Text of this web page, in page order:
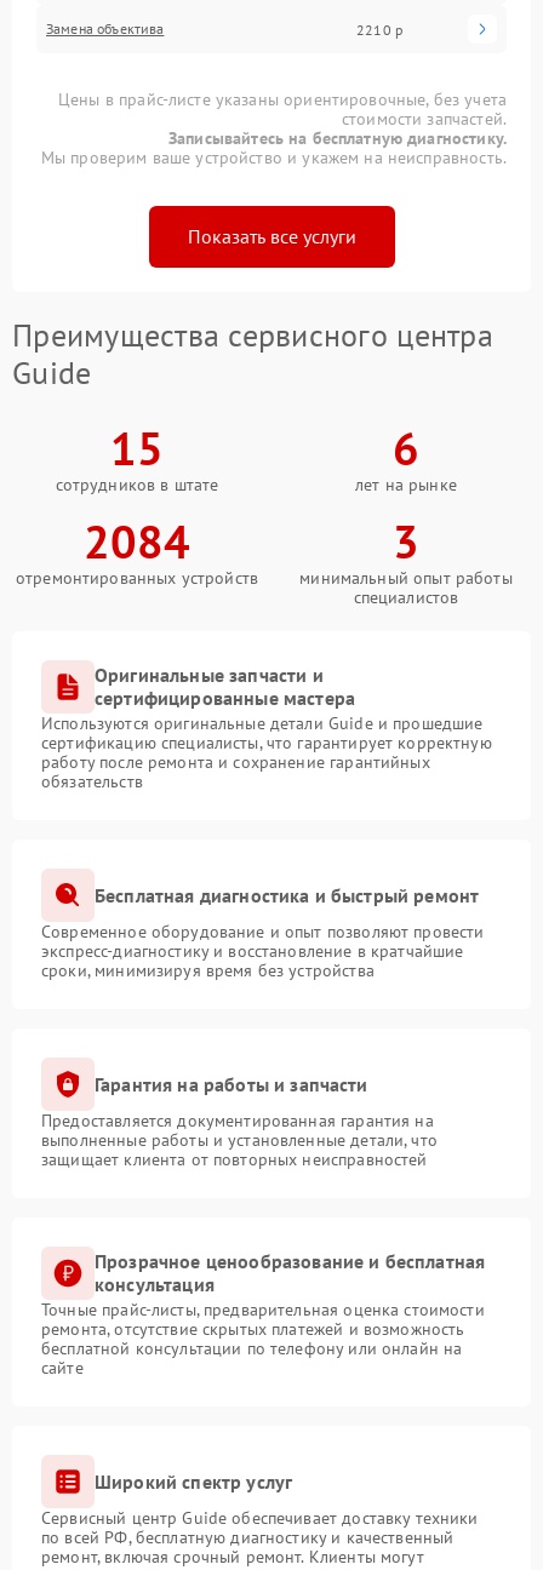
Замена объектива 2210 р
Цены в прайс-листе указаны ориентировочные, без учета
стоимости запчастей.
Записывайтесь на бесплатную диагностику.
Мы проверим ваше устройство и укажем на неисправность.
Показать все услуги
Преимущества сервисного центра
Guide
15
сотрудников в штате
6
лет на рынке
2084
отремонтированных устройств
3
минимальный опыт работы
специалистов
Оригинальные запчасти и
сертифицированные мастера
Используются оригинальные детали Guide и прошедшие
сертификацию специалисты, что гарантирует корректную
работу после ремонта и сохранение гарантийных
обязательств
Бесплатная диагностика и быстрый ремонт
Современное оборудование и опыт позволяют провести
экспресс-диагностику и восстановление в кратчайшие
сроки, минимизируя время без устройства
Гарантия на работы и запчасти
Предоставляется документированная гарантия на
выполненные работы и установленные детали, что
защищает клиента от повторных неисправностей
Прозрачное ценообразование и бесплатная
консультация
Точные прайс-листы, предварительная оценка стоимости
ремонта, отсутствие скрытых платежей и возможность
бесплатной консультации по телефону или онлайн на
сайте
Широкий спектр услуг
Сервисный центр Guide обеспечивает доставку техники
по всей РФ, бесплатную диагностику и качественный
ремонт, включая срочный ремонт. Клиенты могут